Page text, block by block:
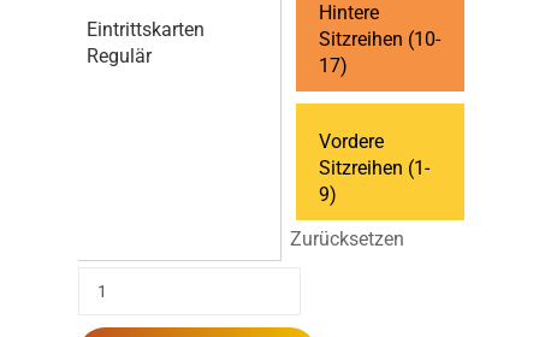
Eintrittskarten
Regulär
Hintere
Sitzreihen (10-
17)
Vordere
Sitzreihen (1-
9)
Zurücksetzen